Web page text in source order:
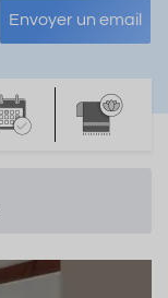
Envoyer un email